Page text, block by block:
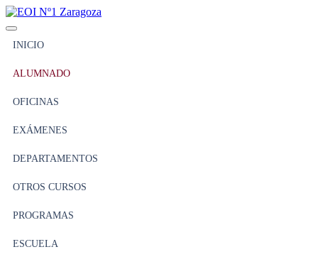
INICIO
ALUMNADO
OFICINAS
EXÁMENES
DEPARTAMENTOS
OTROS CURSOS
PROGRAMAS
ESCUELA